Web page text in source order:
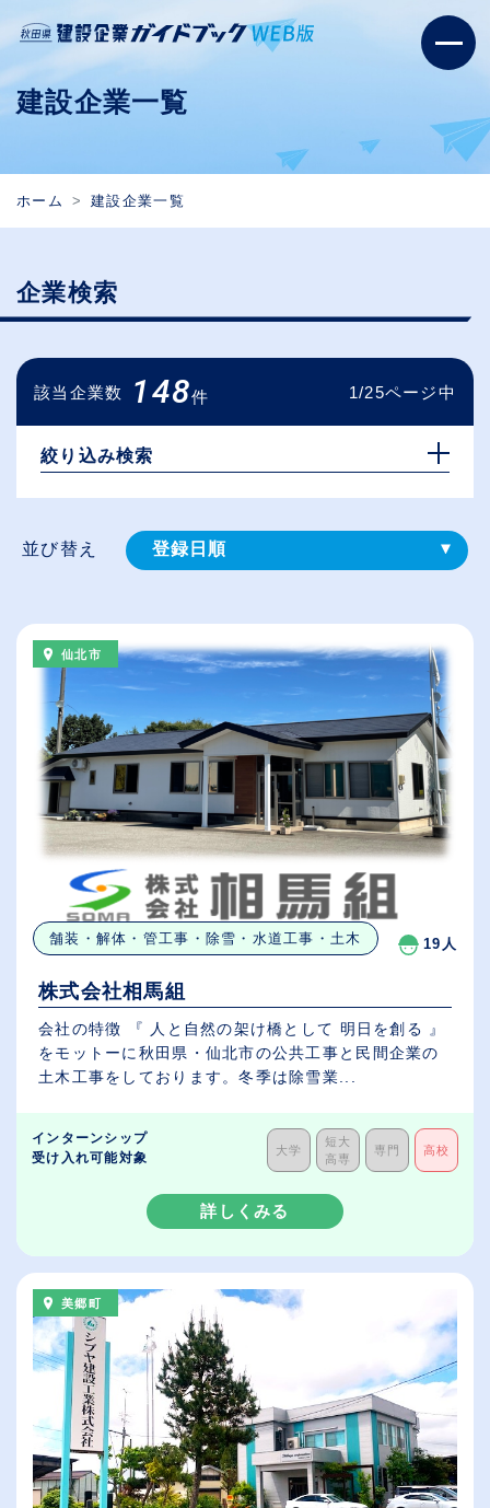
建設企業一覧
ホーム 建設企業一覧
企業検索
該当企業数 148件 1/25ページ中
絞り込み検索
並び替え 登録⽇順
（⾼卒の給与を基準）
従業員が多い順
休日数が多い順
仙北市
舗装・解体・管工事・除雪・水道工事・土木 19人
株式会社相馬組
会社の特徴 『 人と自然の架け橋として 明日を創る 』
をモットーに秋田県・仙北市の公共工事と民間企業の
土木工事をしております。冬季は除雪業...
インターンシップ
受け入れ可能対象
大学
短大
高専
専門 高校
詳しくみる
美郷町